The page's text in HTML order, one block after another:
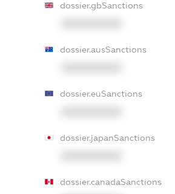
dossier.gbSanctions
dossier.ausSanctions
dossier.euSanctions
dossier.japanSanctions
dossier.canadaSanctions